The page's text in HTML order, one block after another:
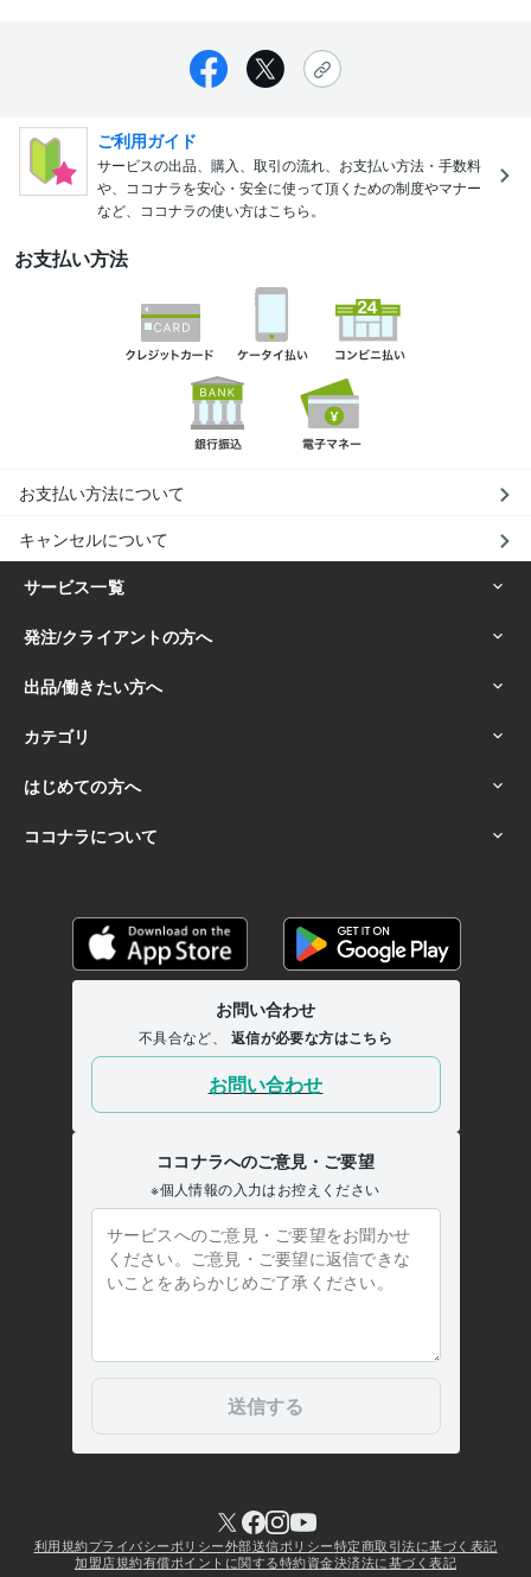
ご利用ガイド
サービスの出品、購入、取引の流れ、お支払い方法・手数料
や、ココナラを安心・安全に使って頂くための制度やマナー
など、ココナラの使い方はこちら。
お支払い方法
お支払い方法について
キャンセルについて